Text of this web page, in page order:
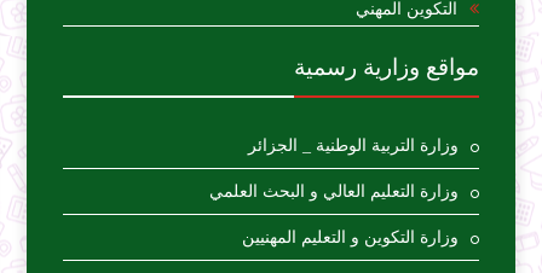
التكوين المهني
مواقع وزارية رسمية
وزارة التربية الوطنية _ الجزائر
وزارة التعليم العالي و البحث العلمي
وزارة التكوين و التعليم المهنيين